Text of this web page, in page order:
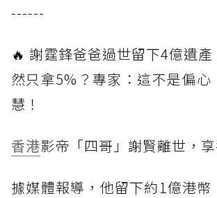
------
🔥 謝霆鋒爸爸過世留下4億遺
然只拿5%？專家：這不是偏心
慧！
香港影帝「四哥」謝賢離世，享
據媒體報導，他留下約1億港幣